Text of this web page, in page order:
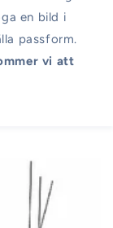
en bild i
passform.
vi att